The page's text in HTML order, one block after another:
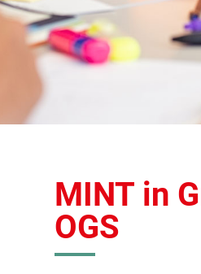
MINT in
OGS